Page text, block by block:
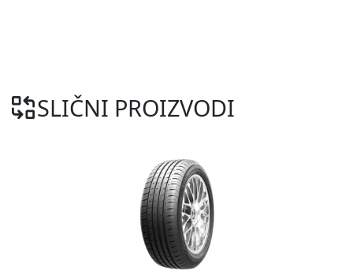
SLIČNI PROIZVODI